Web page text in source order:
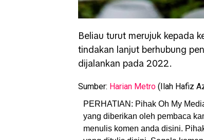
Beliau turut merujuk kepada
tindakan lanjut berhubung
dijalankan pada 2022.
Sumber: Harian Metro (Ilah Hafiz
PERHATIAN: Pihak Oh My
yang diberikan oleh pembaca
menulis komen anda disini.